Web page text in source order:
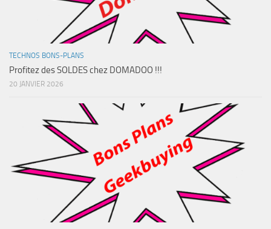
TECHNOS BONS-PLANS
Profitez des SOLDES chez DOMADOO !!!
20 JANVIER 2026